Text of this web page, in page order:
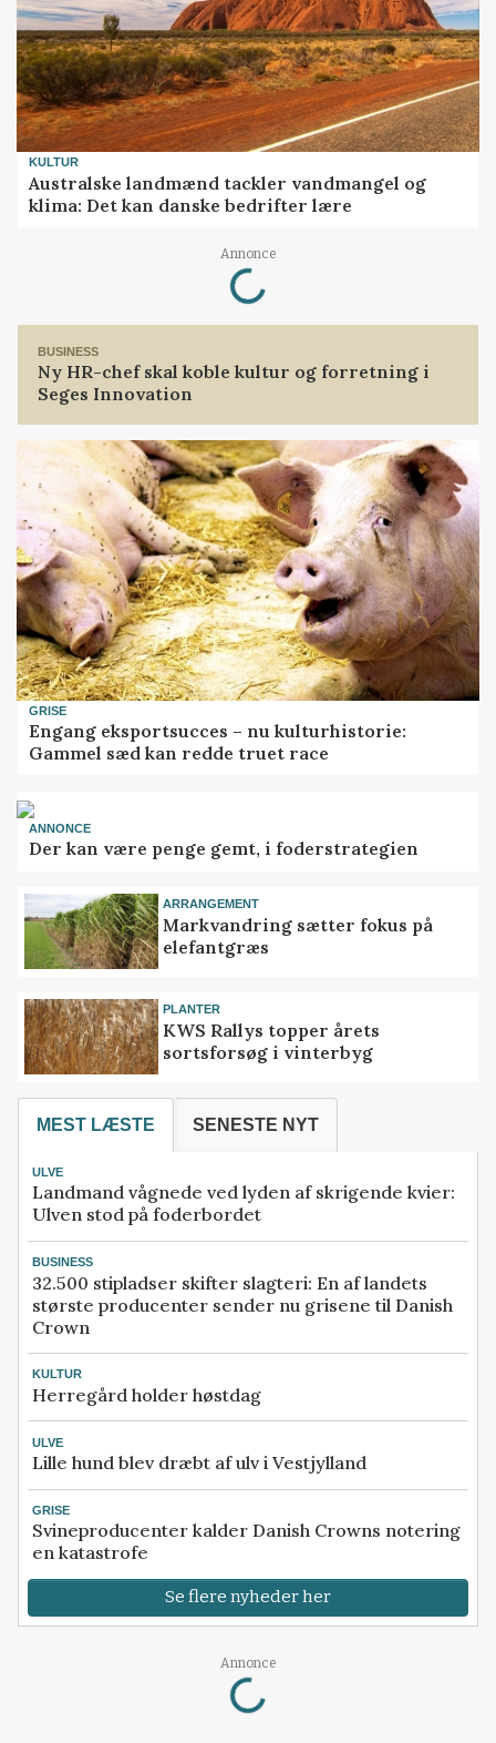
KULTUR
Australske landmænd tackler vandmangel og
klima: Det kan danske bedrifter lære
Annonce
Loading...
BUSINESS
Ny HR-chef skal koble kultur og forretning i
Seges Innovation
GRISE
Engang eksportsucces – nu kulturhistorie:
Gammel sæd kan redde truet race
ANNONCE
Der kan være penge gemt, i foderstrategien
ARRANGEMENT
Markvandring sætter fokus på
elefantgræs
PLANTER
KWS Rallys topper årets
sortsforsøg i vinterbyg
MEST LÆSTE SENESTE NYT
ULVE
Landmand vågnede ved lyden af skrigende kvier:
Ulven stod på foderbordet
BUSINESS
32.500 stipladser skifter slagteri: En af landets
største producenter sender nu grisene til Danish
Crown
KULTUR
Herregård holder høstdag
ULVE
Lille hund blev dræbt af ulv i Vestjylland
GRISE
Svineproducenter kalder Danish Crowns notering
en katastrofe
Se flere nyheder her
Annonce
Loading...